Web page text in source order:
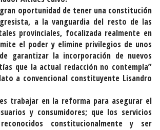
oportunidad de tener una constitución
a la vanguardia del resto de las
provinciales, focalizada realmente en
el poder y elimine privilegios de unos
garantizar la incorporación de nuevos
que la actual redacción no contempla”
a convencional constituyente Lisandro
trabajar en la reforma para asegurar el
y consumidores; que los servicios
constitucionalmente y ser